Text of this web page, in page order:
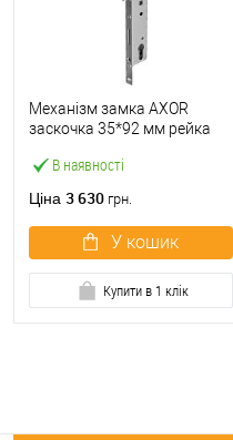
В наявності
Механізм замка AXOR
заскочка 35*92 мм рейка
ключем
Ціна 3 630 грн.
У кошик
Купити в 1 клік